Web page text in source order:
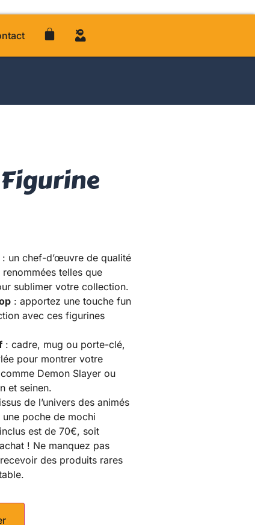
: un chef-d’œuvre de qualité
telles que
sublimer votre collection.
: apportez une touche fun
avec ces figurines
: cadre, mug ou porte-clé,
pour montrer votre
Demon Slayer ou
et seinen.
de l’univers des animés
poche de mochi
est de 70€, soit
! Ne manquez pas
des produits rares